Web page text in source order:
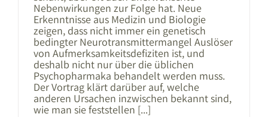
Nebenwirkungen zur Folge hat. Neue
Erkenntnisse aus Medizin und Biologie
zeigen, dass nicht immer ein genetisch
bedingter Neurotransmittermangel Auslöser
von Aufmerksamkeitsdefiziten ist, und
deshalb nicht nur über die üblichen
Psychopharmaka behandelt werden muss.
Der Vortrag klärt darüber auf, welche
anderen Ursachen inzwischen bekannt sind,
wie man sie feststellen [...]